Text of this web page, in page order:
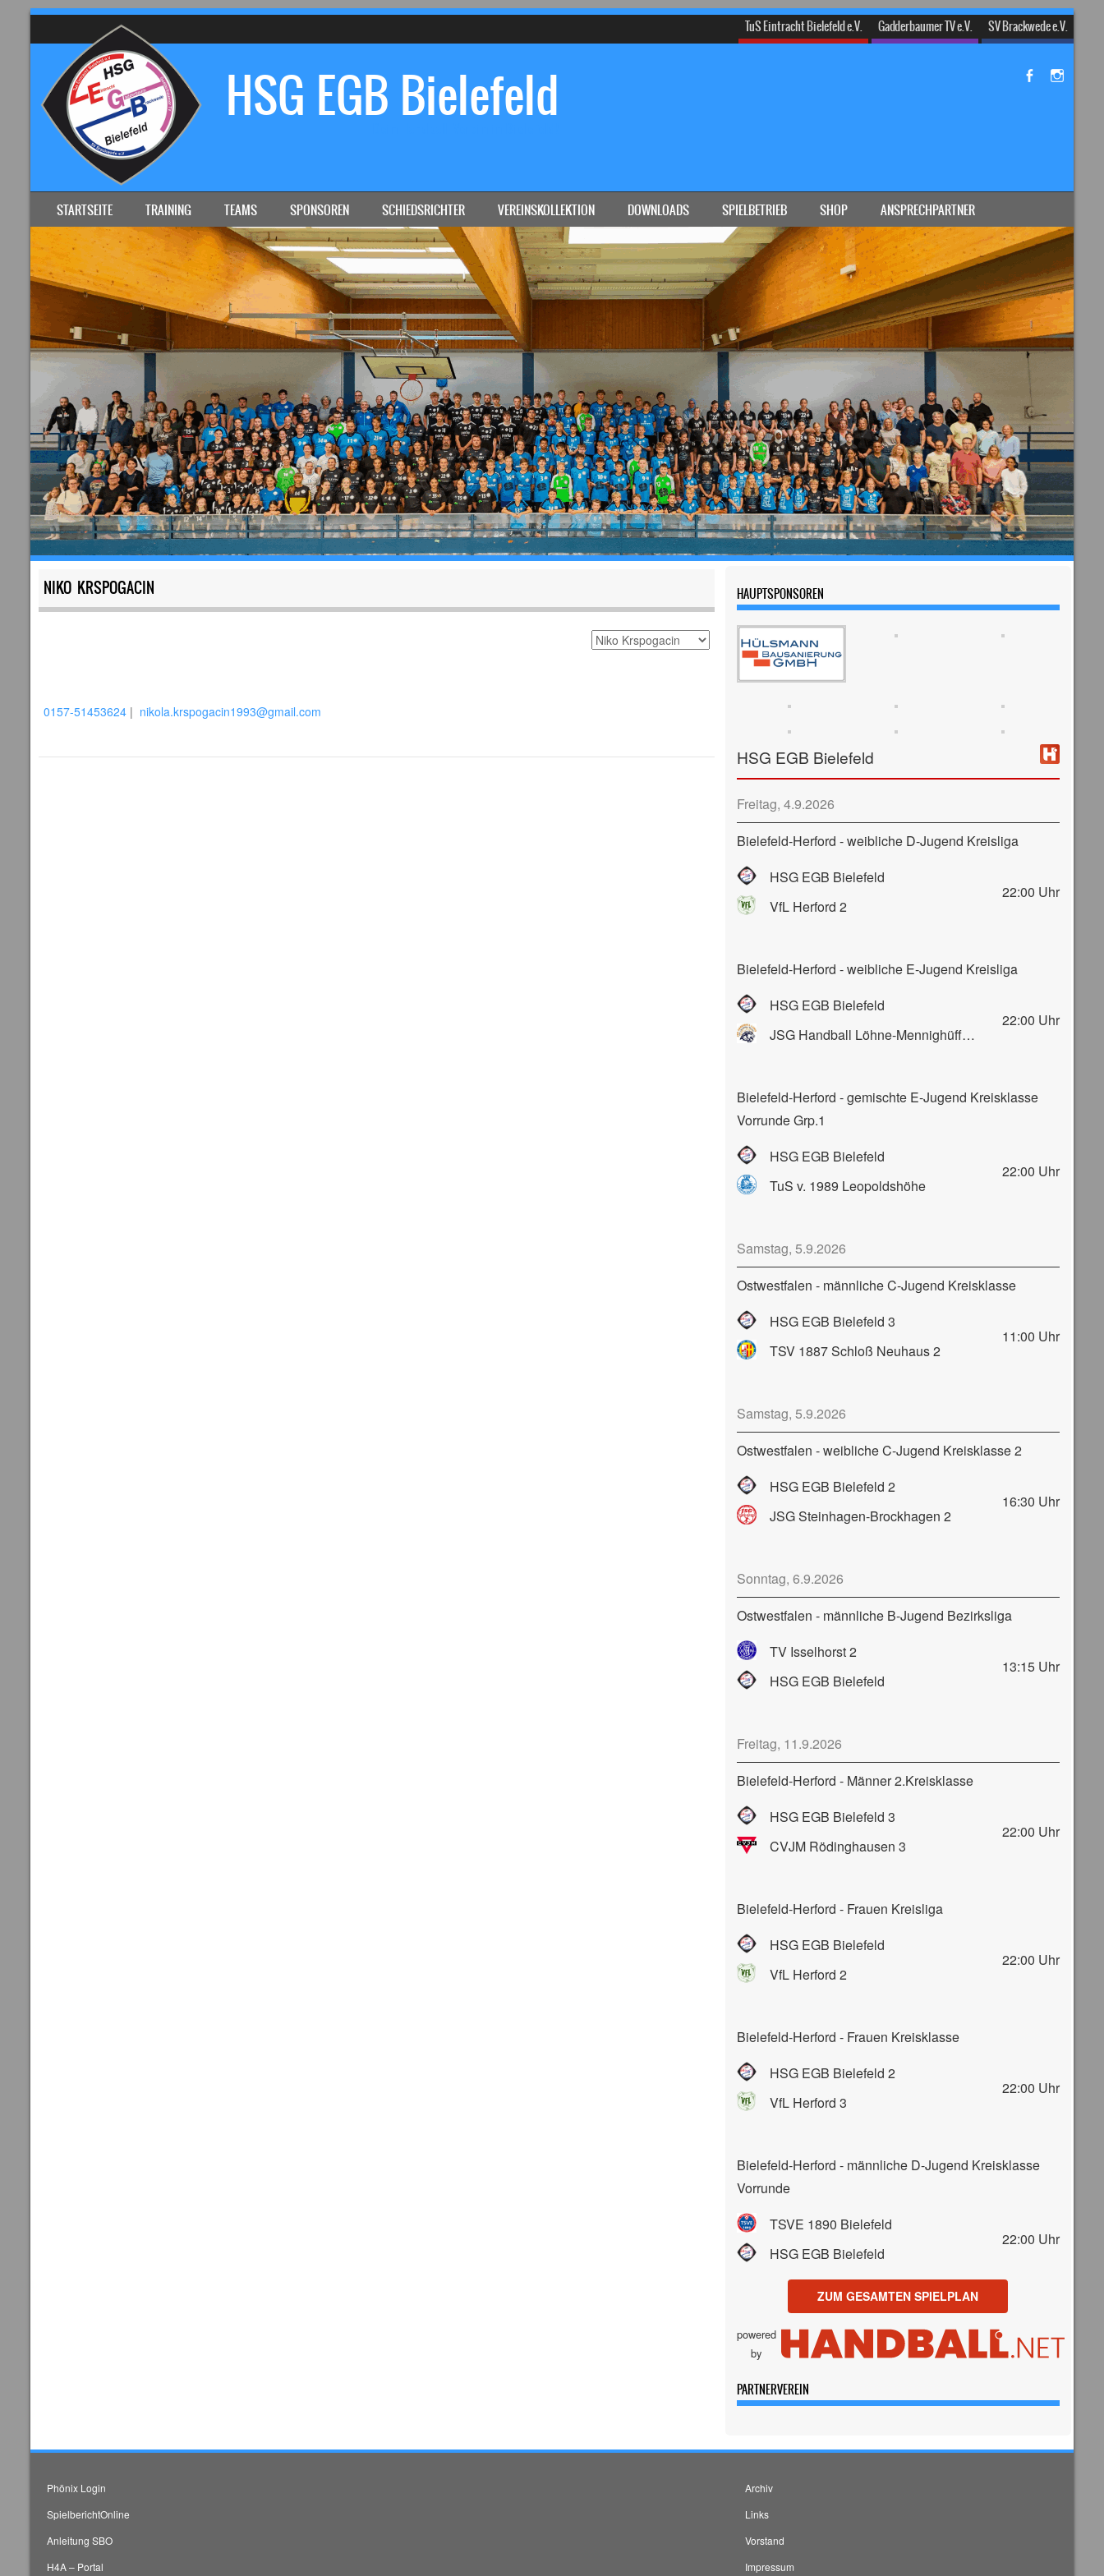
TuS Eintracht Bielefeld e.V. Gadderbaumer TV e.V. SV Brackwede e.V.
HSG EGB Bielefeld
MENU
SKIP TO CONTENT
STARTSEITE TRAINING TEAMS SPONSOREN SCHIEDSRICHTER VEREINSKOLLEKTION DOWNLOADS SPIELBETRIEB SHOP ANSPRECHPARTNER
NIKO KRSPOGACIN
0157-51453624| nikola.krspogacin1993@gmail.com
HAUPTSPONSOREN
HSG EGB Bielefeld
Freitag, 4.9.2026
Bielefeld-Herford - weibliche D-Jugend Kreisliga
HSG EGB Bielefeld
VfL Herford 2
22:00 Uhr
Bielefeld-Herford - weibliche E-Jugend Kreisliga
HSG EGB Bielefeld
JSG Handball Löhne-Mennighüffen-Obernbeck
22:00 Uhr
Bielefeld-Herford - gemischte E-Jugend Kreisklasse
Vorrunde Grp.1
HSG EGB Bielefeld
TuS v. 1989 Leopoldshöhe
22:00 Uhr
Samstag, 5.9.2026
Ostwestfalen - männliche C-Jugend Kreisklasse
HSG EGB Bielefeld 3
TSV 1887 Schloß Neuhaus 2
11:00 Uhr
Samstag, 5.9.2026
Ostwestfalen - weibliche C-Jugend Kreisklasse 2
HSG EGB Bielefeld 2
JSG Steinhagen-Brockhagen 2
16:30 Uhr
Sonntag, 6.9.2026
Ostwestfalen - männliche B-Jugend Bezirksliga
TV Isselhorst 2
HSG EGB Bielefeld
13:15 Uhr
Freitag, 11.9.2026
Bielefeld-Herford - Männer 2.Kreisklasse
HSG EGB Bielefeld 3
CVJM Rödinghausen 3
22:00 Uhr
Bielefeld-Herford - Frauen Kreisliga
HSG EGB Bielefeld
VfL Herford 2
22:00 Uhr
Bielefeld-Herford - Frauen Kreisklasse
HSG EGB Bielefeld 2
VfL Herford 3
22:00 Uhr
Bielefeld-Herford - männliche D-Jugend Kreisklasse
Vorrunde
TSVE 1890 Bielefeld
HSG EGB Bielefeld
22:00 Uhr
ZUM GESAMTEN SPIELPLAN
powered
by
PARTNERVEREIN
Phönix Login
SpielberichtOnline
Anleitung SBO
H4A – Portal
Archiv
Links
Vorstand
Impressum